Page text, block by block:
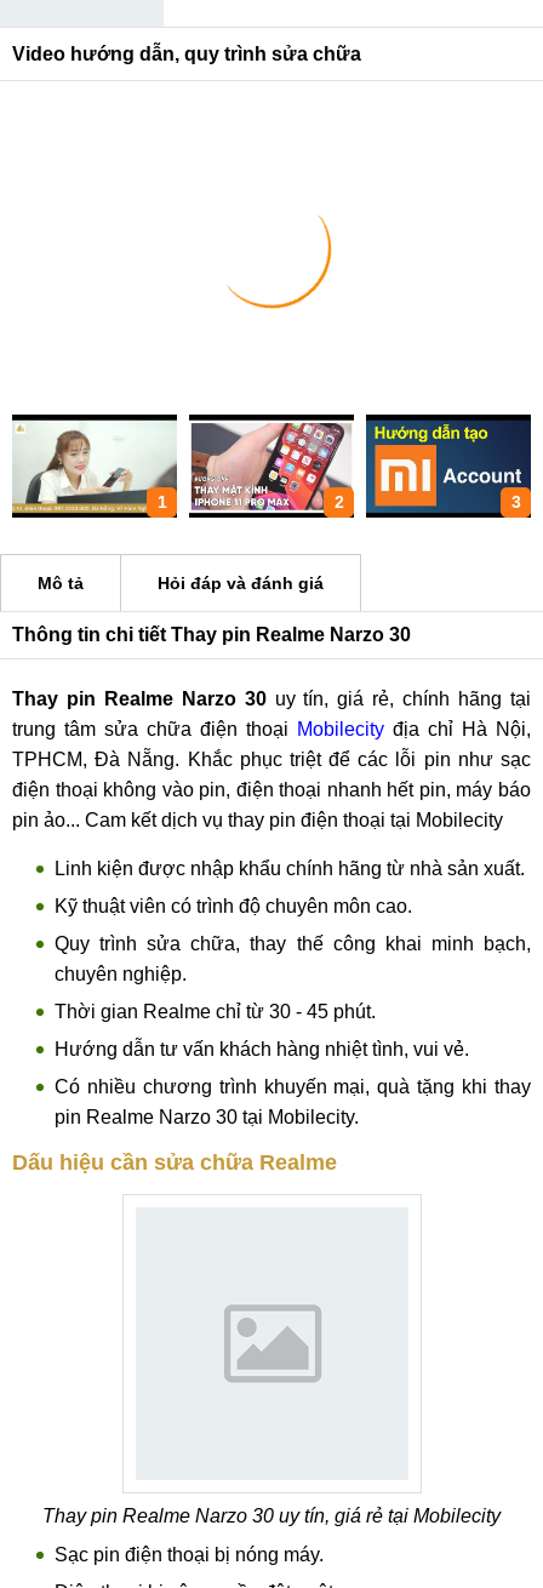
Video hướng dẫn, quy trình sửa chữa
1 2 3
Mô tả Hỏi đáp và đánh giá
Thông tin chi tiết Thay pin Realme Narzo 30
Thay pin Realme Narzo 30uy tín, giá rẻ, chính hãng tại
trung tâm sửa chữa điện thoại Mobilecity địa chỉ Hà Nội,
TPHCM, Đà Nẵng. Khắc phục triệt để các lỗi pin như sạc
điện thoại không vào pin, điện thoại nhanh hết pin, máy báo
pin ảo... Cam kết dịch vụ thay pin điện thoại tại Mobilecity
Linh kiện được nhập khẩu chính hãng từ nhà sản xuất.
Kỹ thuật viên có trình độ chuyên môn cao.
Quy trình sửa chữa, thay thế công khai minh bạch,
chuyên nghiệp.
Thời gian Realme chỉ từ 30 - 45 phút.
Hướng dẫn tư vấn khách hàng nhiệt tình, vui vẻ.
Có nhiều chương trình khuyến mại, quà tặng khi thay
pin Realme Narzo 30 tại Mobilecity.
Dấu hiệu cần sửa chữa Realme
Thay pin Realme Narzo 30 uy tín, giá rẻ tại Mobilecity
Sạc pin điện thoại bị nóng máy.